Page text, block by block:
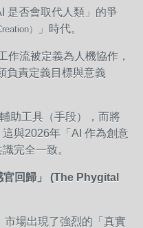
是否會取代人類」的爭
） 」時代。
作流被定義為人機協作，
負責定義目標與意義
助工具（手段），而將
與2026年「AI 作為創意
完全一致。
回歸」 (The Phygital
市場出現了強烈的「真實